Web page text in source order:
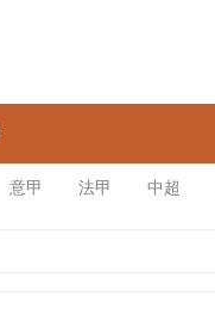
意甲 法甲 中超